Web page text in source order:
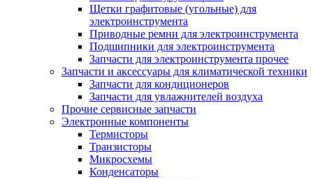
Щетки графитовые (угольные) для
электроинструмента
Приводные ремни для электроинструмента
Подшипники для электроинструмента
Запчасти для электроинструмента прочее
Запчасти и аксессуары для климатической техники
Запчасти для кондиционеров
Запчасти для увлажнителей воздуха
Прочие сервисные запчасти
Электронные компоненты
Термисторы
Транзисторы
Микросхемы
Конденсаторы